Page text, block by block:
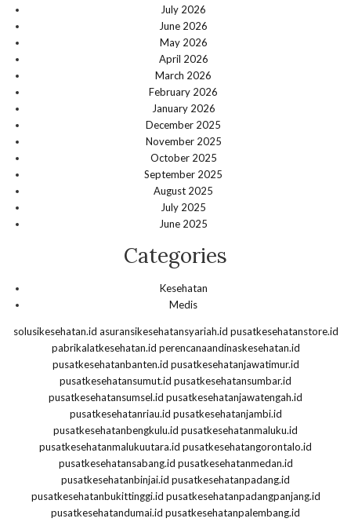
July 2026
June 2026
May 2026
April 2026
March 2026
February 2026
January 2026
December 2025
November 2025
October 2025
September 2025
August 2025
July 2025
June 2025
Categories
Kesehatan
Medis
solusikesehatan.id asuransikesehatansyariah.id pusatkesehatanstore.id
pabrikalatkesehatan.id perencanaandinaskesehatan.id
pusatkesehatanbanten.id pusatkesehatanjawatimur.id
pusatkesehatansumut.id pusatkesehatansumbar.id
pusatkesehatansumsel.id pusatkesehatanjawatengah.id
pusatkesehatanriau.id pusatkesehatanjambi.id
pusatkesehatanbengkulu.id pusatkesehatanmaluku.id
pusatkesehatanmalukuutara.id pusatkesehatangorontalo.id
pusatkesehatansabang.id pusatkesehatanmedan.id
pusatkesehatanbinjai.id pusatkesehatanpadang.id
pusatkesehatanbukittinggi.id pusatkesehatanpadangpanjang.id
pusatkesehatandumai.id pusatkesehatanpalembang.id